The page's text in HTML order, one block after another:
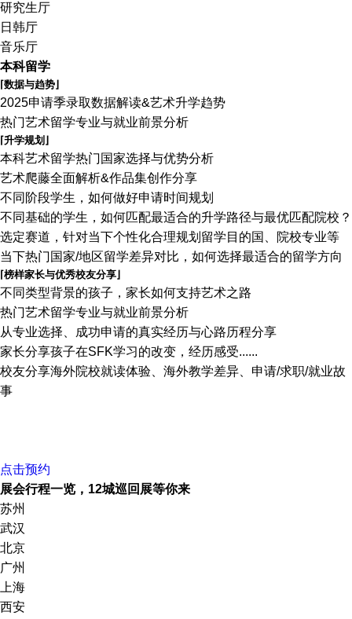
研究生厅
日韩厅
音乐厅
本科留学
⌈数据与趋势⌋
2025申请季录取数据解读&艺术升学趋势
热门艺术留学专业与就业前景分析
⌈升学规划⌋
本科艺术留学热门国家选择与优势分析
艺术爬藤全面解析&作品集创作分享
不同阶段学生，如何做好申请时间规划
不同基础的学生，如何匹配最适合的升学路径与最优匹配院校？
选定赛道，针对当下个性化合理规划留学目的国、院校专业等
当下热门国家/地区留学差异对比，如何选择最适合的留学方向
⌈榜样家长与优秀校友分享⌋
不同类型背景的孩子，家长如何支持艺术之路
热门艺术留学专业与就业前景分析
从专业选择、成功申请的真实经历与心路历程分享
家长分享孩子在SFK学习的改变，经历感受......
校友分享海外院校就读体验、海外教学差异、申请/求职/就业故
事
点击预约
展会行程一览，12城巡回展等你来
苏州
武汉
北京
广州
上海
西安